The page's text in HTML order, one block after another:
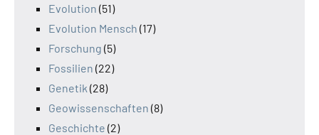
Evolution (51)
Evolution Mensch (17)
Forschung (5)
Fossilien (22)
Genetik (28)
Geowissenschaften (8)
Geschichte (2)